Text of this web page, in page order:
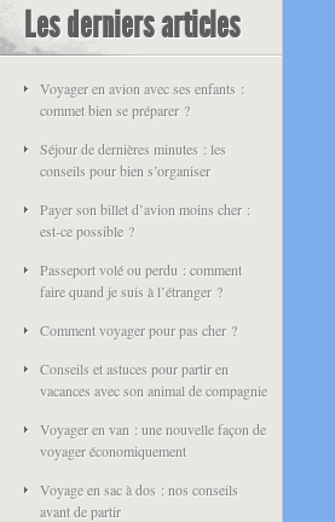
Les derniers articles
Voyager en avion avec ses enfants :
commet bien se préparer ?
Séjour de dernières minutes : les
conseils pour bien s’organiser
Payer son billet d’avion moins cher :
est-ce possible ?
Passeport volé ou perdu : comment
faire quand je suis à l’étranger ?
Comment voyager pour pas cher ?
Conseils et astuces pour partir en
vacances avec son animal de compagnie
Voyager en van : une nouvelle façon de
voyager économiquement
Voyage en sac à dos : nos conseils
avant de partir